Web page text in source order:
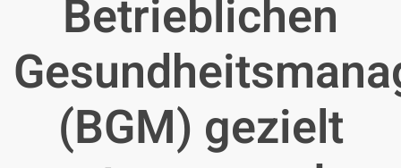
Betrieblichen
(BGM) gezielt